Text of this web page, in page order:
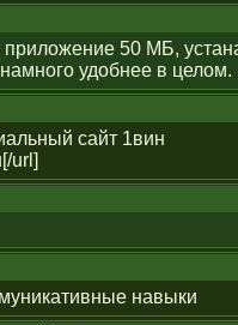
50 МБ,
удобнее в целом.
сайт 1вин
url]
навыки